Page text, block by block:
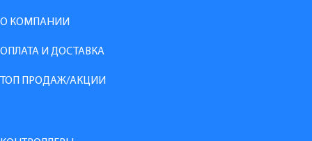
О КОМПАНИИ
ОПЛАТА И ДОСТАВКА
ТОП ПРОДАЖ/АКЦИИ